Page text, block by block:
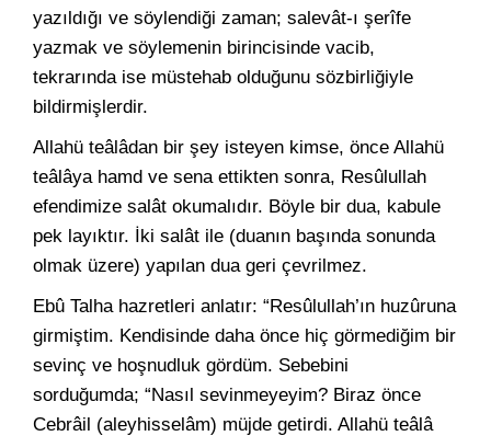
yazıldığı ve söylendiği zaman; salevât-ı şerîfe
yazmak ve söylemenin birincisinde vacib,
tekrarında ise müstehab olduğunu sözbirliğiyle
bildirmişlerdir.
Allahü teâlâdan bir şey isteyen kimse, önce Allahü
teâlâya hamd ve sena ettikten sonra, Resûlullah
efendimize salât okumalıdır. Böyle bir dua, kabule
pek layıktır. İki salât ile (duanın başında sonunda
olmak üzere) yapılan dua geri çevrilmez.
Ebû Talha hazretleri anlatır: “Resûlullah’ın huzûruna
girmiştim. Kendisinde daha önce hiç görmediğim bir
sevinç ve hoşnudluk gördüm. Sebebini
sorduğumda; “Nasıl sevinmeyeyim? Biraz önce
Cebrâil (aleyhisselâm) müjde getirdi. Allahü teâlâ